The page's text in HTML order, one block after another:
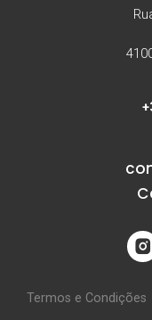
Termos e Condições